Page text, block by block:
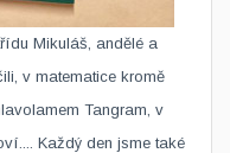
Mikuláš, andělé a
v matematice kromě
Tangram, v
Každý den jsme také